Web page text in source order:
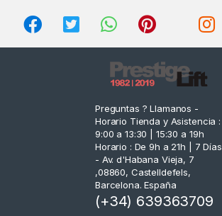
a
Preguntas ? Llamanos -
Horario Tienda y Asistencia :
9:00 a 13:30 | 15:30 a 19h
Horario : De 9h a 21h | 7 Días
- Av. d'Habana Vieja, 7
,08860, Castelldefels,
Barcelona. España
(+34) 639363709